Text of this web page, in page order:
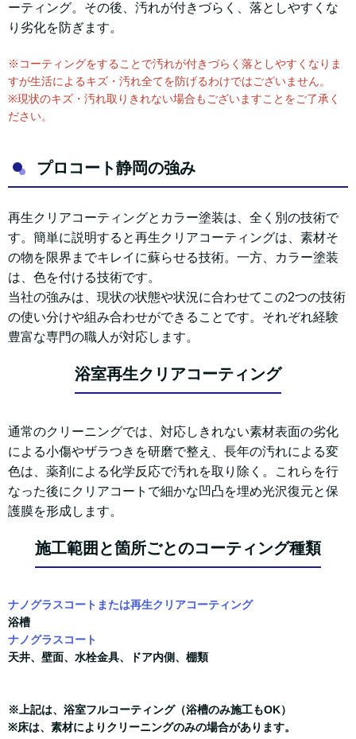
ーティング。その後、汚れが付きづらく、落としやすくな
り劣化を防ぎます。
※コーティングをすることで汚れが付きづらく落としやすくなりま
すが生活によるキズ・汚れ全てを防げるわけではございません。
※現状のキズ・汚れ取りきれない場合もございますことをご了承く
ださい。
プロコート静岡の強み
再生クリアコーティングとカラー塗装は、全く別の技術で
す。簡単に説明すると再生クリアコーティングは、素材そ
の物を限界までキレイに蘇らせる技術。一方、カラー塗装
は、色を付ける技術です。
当社の強みは、現状の状態や状況に合わせてこの2つの技術
の使い分けや組み合わせができることです。 それぞれ経験
豊富な専門の職人が対応します。
浴室再生クリアコーティング
通常のクリーニングでは、対応しきれない素材表面の劣化
による小傷やザラつきを研磨で整え、長年の汚れによる変
色は、薬剤による化学反応で汚れを取り除く。これらを行
なった後にクリアコートで細かな凹凸を埋め光沢復元と保
護膜を形成します。
施工範囲と箇所ごとのコーティング種類
ナノグラスコートまたは再生クリアコーティング
浴槽
ナノグラスコート
天井、壁面、水栓金具、ドア内側、棚類
※上記は、浴室フルコーティング（浴槽のみ施工もOK）
※床は、素材によりクリーニングのみの場合があります。